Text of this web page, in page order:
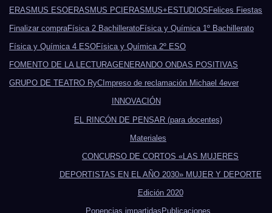
ERASMUS ESOERASMUS PCI ERASMUS+ ESTUDIOS Felices Fiestas
Finalizar compraFísica 2 BachilleratoFísica y Química 1º Bachillerato
Física y Química 4 ESOFísica y Química 2º ESO
FOMENTO DE LA LECTURAGENERANDO ONDAS POSITIVAS
GRUPO DE TEATRO RyC Impreso de reclamación Michael 4ever
INNOVACIÓN
EL RINCÓN DE PENSAR (para docentes)
Materiales
CONCURSO DE CORTOS «LAS MUJERES
DEPORTISTAS EN EL AÑO 2030» MUJER Y DEPORTE
Edición 2020
Ponencias impartidas Publicaciones